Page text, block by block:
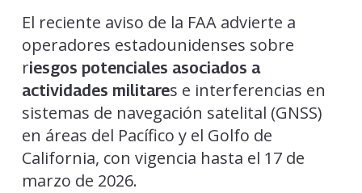
El reciente aviso de la FAA advierte a
operadores estadounidenses sobre
riesgos potenciales asociados a
actividades militares e interferencias en
sistemas de navegación satelital (GNSS)
en áreas del Pacífico y el Golfo de
California, con vigencia hasta el 17 de
marzo de 2026.